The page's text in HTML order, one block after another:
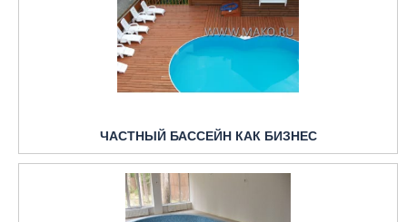
ЧАСТНЫЙ БАССЕЙН КАК БИЗНЕС